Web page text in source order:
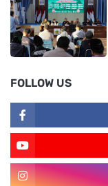
FOLLOW US